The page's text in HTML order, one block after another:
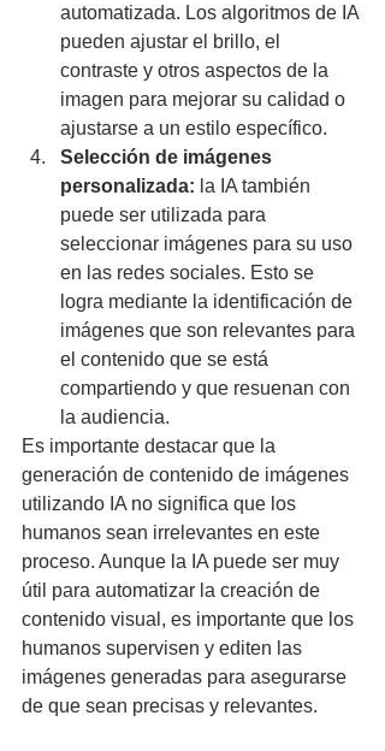
automatizada. Los algoritmos de IA
pueden ajustar el brillo, el
contraste y otros aspectos de la
imagen para mejorar su calidad o
ajustarse a un estilo específico.
Selección de imágenes
personalizada: la IA también
puede ser utilizada para
seleccionar imágenes para su uso
en las redes sociales. Esto se
logra mediante la identificación de
imágenes que son relevantes para
el contenido que se está
compartiendo y que resuenan con
la audiencia.
Es importante destacar que la
generación de contenido de imágenes
utilizando IA no significa que los
humanos sean irrelevantes en este
proceso. Aunque la IA puede ser muy
útil para automatizar la creación de
contenido visual, es importante que los
humanos supervisen y editen las
imágenes generadas para asegurarse
de que sean precisas y relevantes.